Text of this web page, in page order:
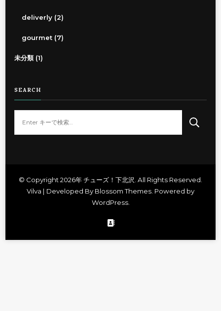
deliverly (2)
gourmet (7)
未分類(1)
SEARCH
し© Copyright 2026年チューズ！下北沢 . All Rights Reserved.
Vilva | Developed By Blossom Themes . Powered by
WordPress.